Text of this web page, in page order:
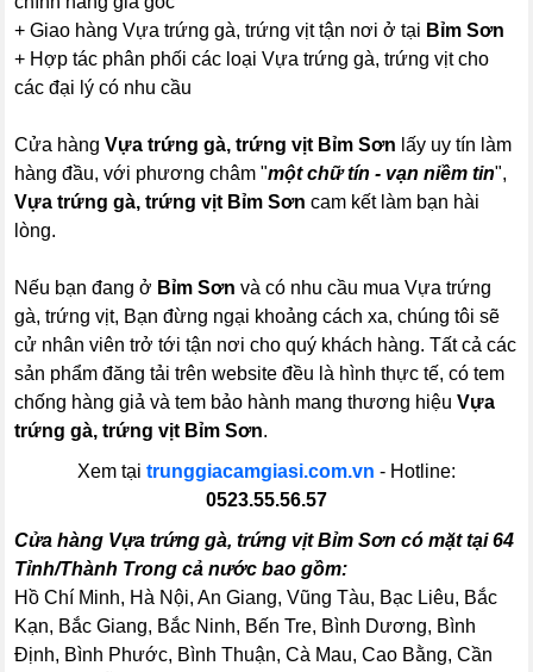
+ Giao hàng Vựa trứng gà, trứng vịt tận nơi ở tại Bỉm Sơn
+ Hợp tác phân phối các loại Vựa trứng gà, trứng vịt cho
các đại lý có nhu cầu
Cửa hàngVựa trứng gà, trứng vịt Bỉm Sơn lấy uy tín làm
hàng đầu, với phương châm "một chữ tín - vạn niềm tin",
Vựa trứng gà, trứng vịt Bỉm Sơn cam kết làm bạn hài
lòng.
Nếu bạn đang ở Bỉm Sơn và có nhu cầu mua Vựa trứng
gà, trứng vịt, Bạn đừng ngại khoảng cách xa, chúng tôi sẽ
cử nhân viên trở tới tận nơi cho quý khách hàng. Tất cả các
sản phẩm đăng tải trên website đều là hình thực tế, có tem
chống hàng giả và tem bảo hành mang thương hiệuVựa
trứng gà, trứng vịt Bỉm Sơn.
Xem tại trunggiacamgiasi.com.vn - Hotline:
0523.55.56.57
Cửa hàng Vựa trứng gà, trứng vịt Bỉm Sơn có mặt tại 64
Tỉnh/Thành Trong cả nước bao gồm:
Hồ Chí Minh, Hà Nội, An Giang, Vũng Tàu, Bạc Liêu, Bắc
Kạn, Bắc Giang, Bắc Ninh, Bến Tre, Bình Dương, Bình
Định, Bình Phước, Bình Thuận, Cà Mau, Cao Bằng, Cần